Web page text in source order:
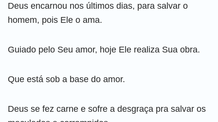
Deus encarnou nos últimos dias, para salvar o
homem, pois Ele o ama.
Guiado pelo Seu amor, hoje Ele realiza Sua obra.
Que está sob a base do amor.
Deus se fez carne e sofre a desgraça pra salvar os